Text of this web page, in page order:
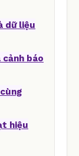
dữ liệu
cảnh báo
hiệu